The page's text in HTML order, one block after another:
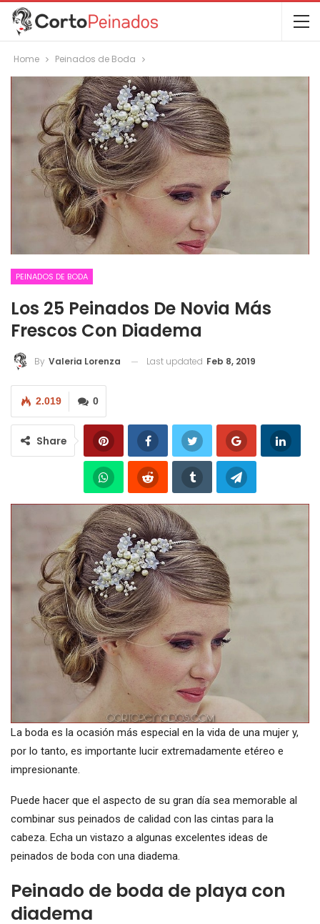
Home Peinados de Boda
PEINADOS DE BODA
Los 25 Peinados De Novia Más
Frescos Con Diadema
By Valeria Lorenza Last updated Feb 8, 2019
0
2.019
Share
La boda es la ocasión más especial en la vida de una mujer y,
por lo tanto, es importante lucir extremadamente etéreo e
impresionante.
Puede hacer que el aspecto de su gran día sea memorable al
combinar sus peinados de calidad con las cintas para la
cabeza. Echa un vistazo a algunas excelentes ideas de
peinados de boda con una diadema.
Peinado de boda de playa con
diadema